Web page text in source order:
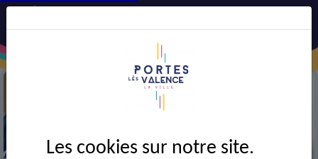
Les cookies sur notre site.